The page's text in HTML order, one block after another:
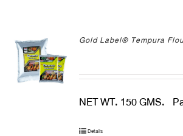
Gold Label® Tempura
NET WT. 150 GMS.
Details